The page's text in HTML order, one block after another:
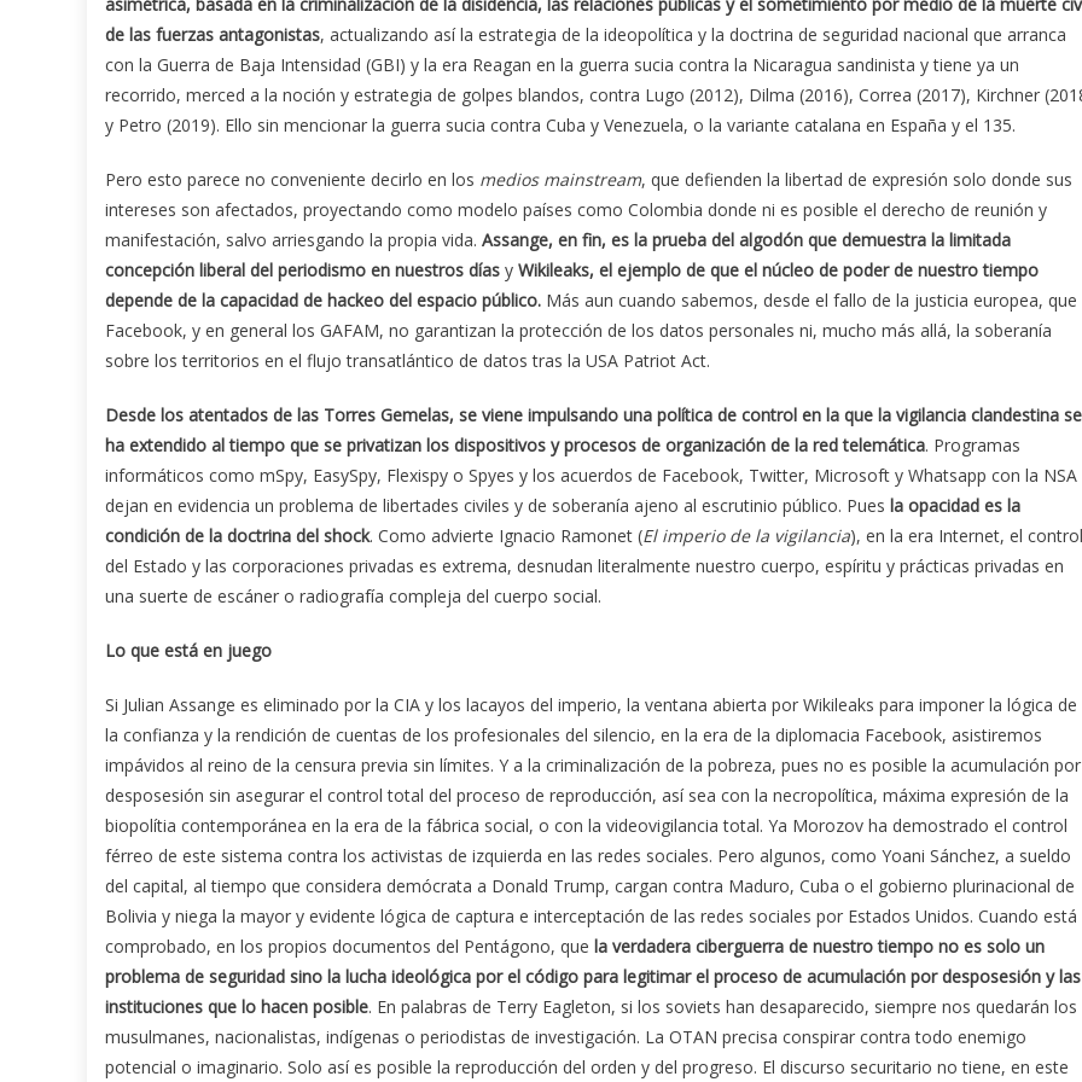
de las fuerzas antagonistas, actualizando así la estrategia de la ideopolítica y la doctrina de seguridad nacional que arranca
con la Guerra de Baja Intensidad (GBI) y la era Reagan en la guerra sucia contra la Nicaragua sandinista y tiene ya un
recorrido, merced a la noción y estrategia de golpes blandos, contra Lugo (2012), Dilma (2016), Correa (2017), Kirchner
y Petro (2019). Ello sin mencionar la guerra sucia contra Cuba y Venezuela, o la variante catalana en España y el 135.
Pero esto parece no conveniente decirlo en los medios mainstream, que defienden la libertad de expresión solo donde sus
intereses son afectados, proyectando como modelo países como Colombia donde ni es posible el derecho de reunión y
manifestación, salvo arriesgando la propia vida. Assange, en fin, es la prueba del algodón que demuestra la limitada
concepción liberal del periodismo en nuestros días y Wikileaks, el ejemplo de que el núcleo de poder de nuestro tiempo
depende de la capacidad de hackeo del espacio público. Más aun cuando sabemos, desde el fallo de la justicia europea, que
Facebook, y en general los GAFAM, no garantizan la protección de los datos personales ni, mucho más allá, la soberanía
sobre los territorios en el flujo transatlántico de datos tras la USA Patriot Act.
Desde los atentados de las Torres Gemelas, se viene impulsando una política de control en la que la vigilancia clandestina se
ha extendido al tiempo que se privatizan los dispositivos y procesos de organización de la red telemática. Programas
informáticos como mSpy, EasySpy, Flexispy o Spyes y los acuerdos de Facebook, Twitter, Microsoft y Whatsapp con la NSA
dejan en evidencia un problema de libertades civiles y de soberanía ajeno al escrutinio público. Pues la opacidad es la
condición de la doctrina del shock. Como advierte Ignacio Ramonet (El imperio de la vigilancia), en la era Internet, el control
del Estado y las corporaciones privadas es extrema, desnudan literalmente nuestro cuerpo, espíritu y prácticas privadas en
una suerte de escáner o radiografía compleja del cuerpo social.
Lo que está en juego
Si Julian Assange es eliminado por la CIA y los lacayos del imperio, la ventana abierta por Wikileaks para imponer la lógica de
la confianza y la rendición de cuentas de los profesionales del silencio, en la era de la diplomacia Facebook, asistiremos
impávidos al reino de la censura previa sin límites. Y a la criminalización de la pobreza, pues no es posible la acumulación por
desposesión sin asegurar el control total del proceso de reproducción, así sea con la necropolítica, máxima expresión de la
biopolítia contemporánea en la era de la fábrica social, o con la videovigilancia total. Ya Morozov ha demostrado el control
férreo de este sistema contra los activistas de izquierda en las redes sociales. Pero algunos, como Yoani Sánchez, a sueldo
del capital, al tiempo que considera demócrata a Donald Trump, cargan contra Maduro, Cuba o el gobierno plurinacional de
Bolivia y niega la mayor y evidente lógica de captura e interceptación de las redes sociales por Estados Unidos. Cuando está
comprobado, en los propios documentos del Pentágono, que la verdadera ciberguerra de nuestro tiempo no es solo un
problema de seguridad sino la lucha ideológica por el código para legitimar el proceso de acumulación por desposesión y las
instituciones que lo hacen posible. En palabras de Terry Eagleton, si los soviets han desaparecido, siempre nos quedarán los
musulmanes, nacionalistas, indígenas o periodistas de investigación. La OTAN precisa conspirar contra todo enemigo
potencial o imaginario. Solo así es posible la reproducción del orden y del progreso. El discurso securitario no tiene, en este